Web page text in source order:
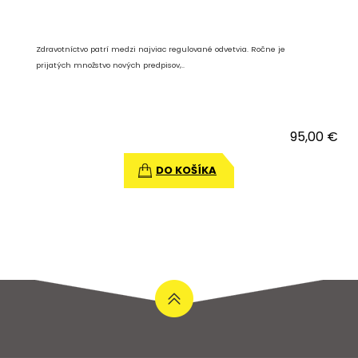
Zdravotníctvo patrí medzi najviac regulované odvetvia. Ročne je
prijatých množstvo nových predpisov,..
95,00 €
DO KOŠÍKA